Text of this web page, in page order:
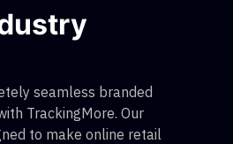
seamless branded
TrackingMore. Our
to make online retail